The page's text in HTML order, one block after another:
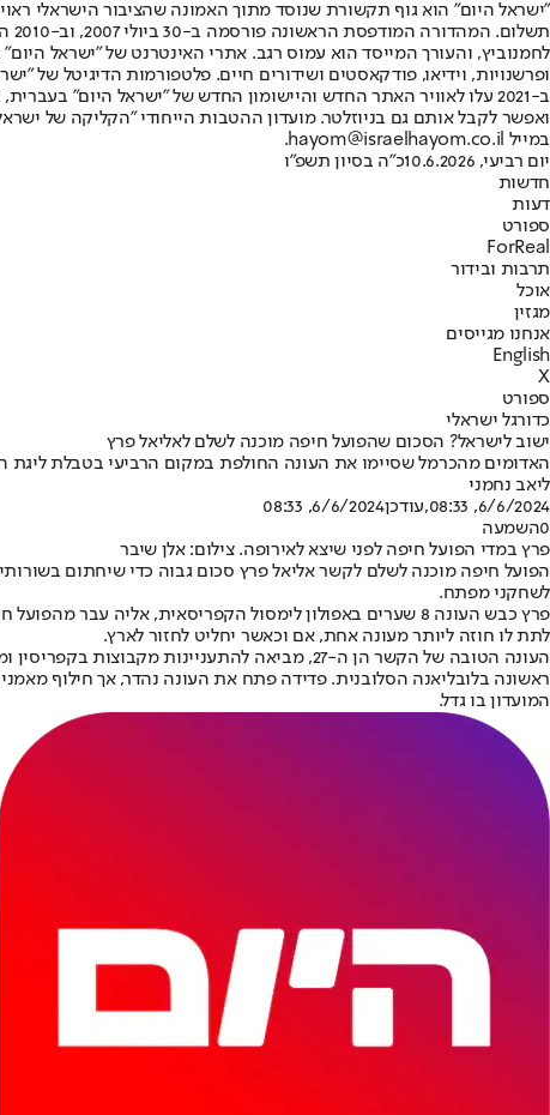
"ישראל היום" הוא גוף תקשורת שנוסד מתוך האמונה שהציבור הישראלי
ופרשנויות, וידיאו, פודקאסטים ושידורים חיים. פלטפורמות הדיגיטל של
ב-2021 עלו לאוויר האתר החדש והיישומון החדש של "ישראל היום"
ואפשר לקבל אותם גם בניוזלטר. מועדון ההטבות הייחודי "הקליקה של
במייל hayom@israelhayom.co.il.
יום רביעי, 10.6.2026
כ"ה בסיון תשפ"ו
חדשות
דעות
ספורט
ForReal
תרבות ובידור
אוכל
מגזין
אנחנו מגייסים
English
X
ספורט
כדורגל ישראלי
ישוב לישראל? הסכום שהפועל חיפה מוכנה לשלם לאליאל פרץ
האדומים מהכרמל שסיימו את העונה החולפת במקום הרביעי בטבלת ליגת
ליאב נחמני
6/6/2024, 08:33
,עודכן6/6/2024, 08:33
0השמעה
פרץ במדי הפועל חיפה לפני שיצא לאירופה. צילום: אלן שיבר
לשחקני מפתח.
פרץ כבש העונה 8 שערים באפולון לימסול הקפריסאית,
לתת לו חוזה ליותר מעונה אחת, אם וכאשר יחליט לחזור לארץ.
העונה הטובה של הקשר הן ה-27, מביאה
ראשונה בלובליאנה הסלובנית. פדידה פתח את העונה נהדר, אך חילוף
המועדון בו גדל.